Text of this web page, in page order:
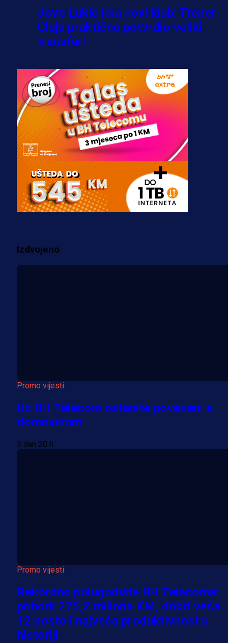
Jovo Lukić ima novi klub: Trener
Cluja praktično potvrdio veliki
transfer!
A Selekcija
Stigla potvrda od predsjednika
kluba: Jovo Lukić uskoro pravi
transfer!?
3 sedmica 3 dan
A Selekcija
Zmajevi dobili veliko pojačanje:
Fudbaler Olympiacosa želi obući
dres BiH!
Više vijesti
Izdvojeno
Promo vijesti
Uz BH Telecom ostanite povezani s
domovinom
5 dan 20 h
Promo vijesti
Rekordno polugodište BH Telecoma:
prihodi 275,2 miliona KM, dobit veća
12 posto i najveća produktivnost u
historiji